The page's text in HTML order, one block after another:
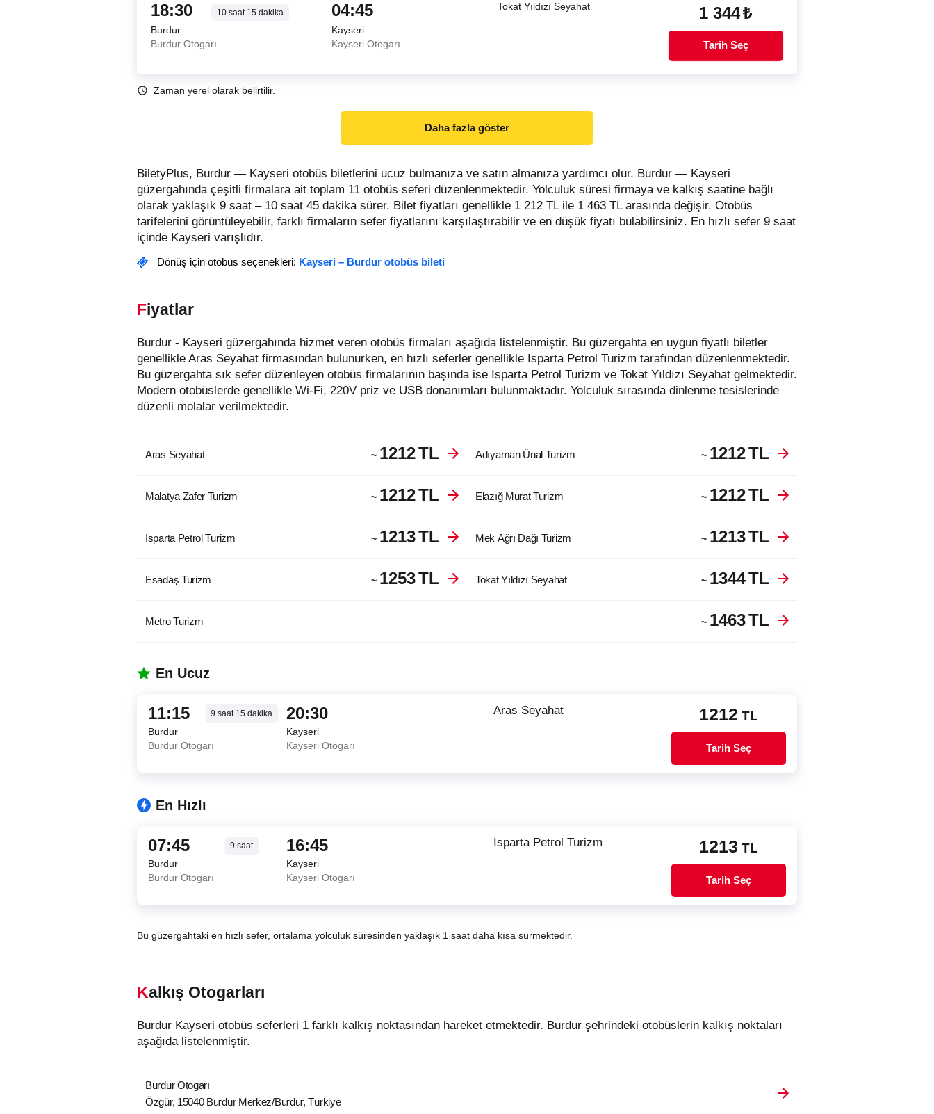
18:30 10 saat15 dakika
Burdur
Burdur Otogarı
04:45
Kayseri
Kayseri Otogarı
Tokat Yıldızı Seyahat 1 344₺
Tarih Seç
Zaman yerel olarak belirtilir.
Daha fazla göster
BiletyPlus, Burdur — Kayseri otobüs biletlerini ucuz bulmanıza ve satın almanıza yardımcı olur. Burdur — Kayseri
güzergahında çeşitli firmalara ait toplam 11 otobüs seferi düzenlenmektedir. Yolculuk süresi firmaya ve kalkış saatine bağlı
olarak yaklaşık 9 saat – 10 saat 45 dakika sürer. Bilet fiyatları genellikle 1 212 TL ile 1 463 TL arasında değişir. Otobüs
tarifelerini görüntüleyebilir, farklı firmaların sefer fiyatlarını karşılaştırabilir ve en düşük fiyatı bulabilirsiniz. En hızlı sefer 9 saat
içinde Kayseri varışlıdır.
Dönüş için otobüs seçenekleri: Kayseri – Burdur otobüs bileti
Fiyatlar
Burdur - Kayseri güzergahında hizmet veren otobüs firmaları aşağıda listelenmiştir. Bu güzergahta en uygun fiyatlı biletler
genellikle Aras Seyahat firmasından bulunurken, en hızlı seferler genellikle Isparta Petrol Turizm tarafından düzenlenmektedir.
Bu güzergahta sık sefer düzenleyen otobüs firmalarının başında ise Isparta Petrol Turizm ve Tokat Yıldızı Seyahat gelmektedir.
Modern otobüslerde genellikle Wi-Fi, 220V priz ve USB donanımları bulunmaktadır. Yolculuk sırasında dinlenme tesislerinde
düzenli molalar verilmektedir.
Aras Seyahat ~ 1212TL Adıyaman Ünal Turizm ~ 1212TL
Malatya Zafer Turizm ~ 1212TL Elazığ Murat Turizm ~ 1212TL
Isparta Petrol Turizm ~ 1213TL Mek Ağrı Dağı Turizm ~ 1213TL
Esadaş Turizm ~ 1253TL Tokat Yıldızı Seyahat ~ 1344TL
Metro Turizm ~ 1463TL
En Ucuz
11:15 9 saat15 dakika
Burdur
Burdur Otogarı
20:30
Kayseri
Kayseri Otogarı
Aras Seyahat 1212 TL
Tarih Seç
En Hızlı
07:45 9 saat
Burdur
Burdur Otogarı
16:45
Kayseri
Kayseri Otogarı
Isparta Petrol Turizm 1213 TL
Tarih Seç
Bu güzergahtaki en hızlı sefer, ortalama yolculuk süresinden yaklaşık 1 saat daha kısa sürmektedir.
Kalkış Otogarları
Burdur Kayseri otobüs seferleri 1 farklı kalkış noktasından hareket etmektedir. Burdur şehrindeki otobüslerin kalkış noktaları
aşağıda listelenmiştir.
Burdur Otogarı
Özgür, 15040 Burdur Merkez/Burdur, Türkiye